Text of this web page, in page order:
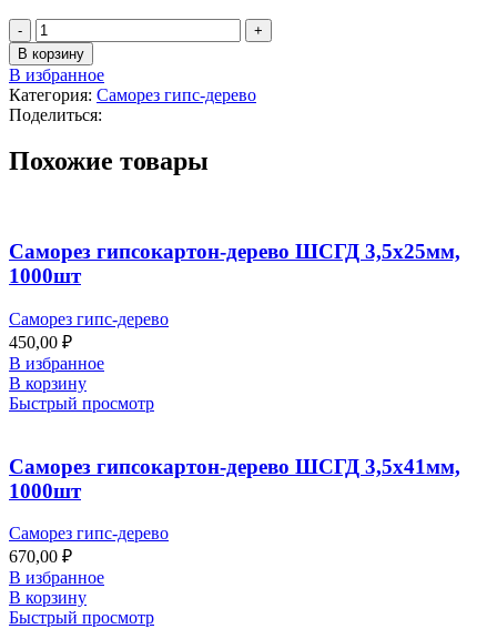
В корзину
В избранное
Категория: Саморез гипс-дерево
Поделиться:
Похожие товары
Саморез гипсокартон-дерево ШСГД 3,5х25мм,
1000шт
Саморез гипс-дерево
450,00 ₽
В избранное
В корзину
Быстрый просмотр
Саморез гипсокартон-дерево ШСГД 3,5х41мм,
1000шт
Саморез гипс-дерево
670,00 ₽
В избранное
В корзину
Быстрый просмотр